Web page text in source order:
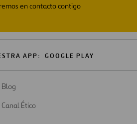
en contacto contigo
APP: GOOGLE PLAY
Blog
Canal Ético